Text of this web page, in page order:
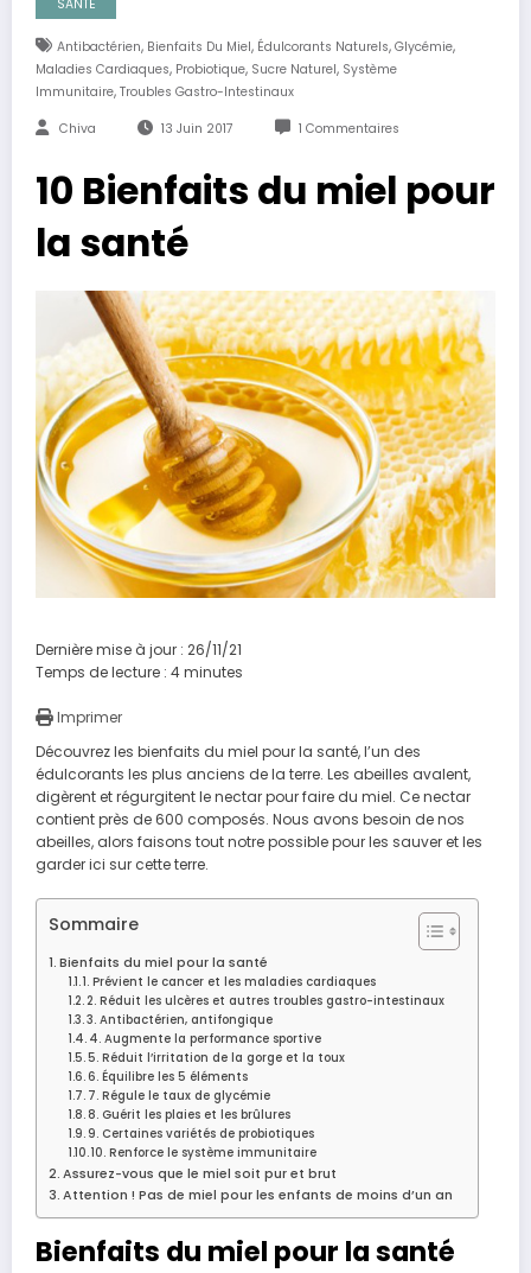
SANTÉ
Antibactérien, Bienfaits Du Miel, Édulcorants Naturels, Glycémie,
Maladies Cardiaques, Probiotique, Sucre Naturel, Système
Immunitaire, Troubles Gastro-Intestinaux
Chiva 13 Juin 2017 1 Commentaires
10 Bienfaits du miel pour
la santé
Dernière mise à jour : 26/11/21
Temps de lecture : 4minutes
Imprimer
Découvrez les bienfaits du miel pour la santé, l’un des
édulcorants les plus anciens de la terre. Les abeilles avalent,
digèrent et régurgitent le nectar pour faire du miel. Ce nectar
contient près de 600 composés. Nous avons besoin de nos
abeilles, alors faisons tout notre possible pour les sauver et les
garder ici sur cette terre.
Sommaire
Bienfaits du miel pour la santé
1. Prévient le cancer et les maladies cardiaques
2. Réduit les ulcères et autres troubles gastro-intestinaux
3. Antibactérien, antifongique
4. Augmente la performance sportive
5. Réduit l’irritation de la gorge et la toux
6. Équilibre les 5 éléments
7. Régule le taux de glycémie
8. Guérit les plaies et les brûlures
9. Certaines variétés de probiotiques
10. Renforce le système immunitaire
Assurez-vous que le miel soit pur et brut
Attention ! Pas de miel pour les enfants de moins d’un an
Bienfaits du miel pour la santé